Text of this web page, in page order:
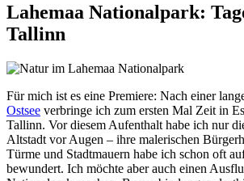
Lahemaa Nationalpark:
Tallinn
Für mich ist es eine Premiere: Nach einer
Ostsee verbringe ich zum ersten Mal Zeit in
Tallinn. Vor diesem Aufenthalt habe ich nur
Altstadt vor Augen – ihre malerischen
Türme und Stadtmauern habe ich schon oft
bewundert. Ich möchte aber auch einen